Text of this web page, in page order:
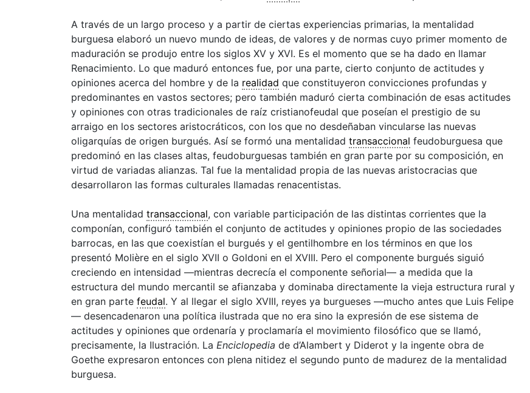
A través de un largo proceso y a partir de ciertas experiencias primarias, la mentalidad
burguesa elaboró un nuevo mundo de ideas, de valores y de normas cuyo primer momento de
maduración se produjo entre los siglos XV y XVI. Es el momento que se ha dado en llamar
Renacimiento. Lo que maduró entonces fue, por una parte, cierto conjunto de actitudes y
opiniones acerca del hombre y de la realidad que constituyeron convicciones profundas y
predominantes en vastos sectores; pero también maduró cierta combinación de esas actitudes
y opiniones con otras tradicionales de raíz cristianofeudal que poseían el prestigio de su
arraigo en los sectores aristocráticos, con los que no desdeñaban vincularse las nuevas
oligarquías de origen burgués. Así se formó una mentalidad transaccional feudoburguesa que
predominó en las clases altas, feudoburguesas también en gran parte por su composición, en
virtud de variadas alianzas. Tal fue la mentalidad propia de las nuevas aristocracias que
desarrollaron las formas culturales llamadas renacentistas.
Una mentalidad transaccional, con variable participación de las distintas corrientes que la
componían, configuró también el conjunto de actitudes y opiniones propio de las sociedades
barrocas, en las que coexistían el burgués y el gentilhombre en los términos en que los
presentó Molière en el siglo XVII o Goldoni en el XVIII. Pero el componente burgués siguió
creciendo en intensidad —mientras decrecía el componente señorial— a medida que la
estructura del mundo mercantil se afianzaba y dominaba directamente la vieja estructura rural y
en gran parte feudal. Y al llegar el siglo XVIII, reyes ya burgueses —mucho antes que Luis Felipe
— desencadenaron una política ilustrada que no era sino la expresión de ese sistema de
actitudes y opiniones que ordenaría y proclamaría el movimiento filosófico que se llamó,
precisamente, la Ilustración. La Enciclopedia de d’Alambert y Diderot y la ingente obra de
Goethe expresaron entonces con plena nitidez el segundo punto de madurez de la mentalidad
burguesa.